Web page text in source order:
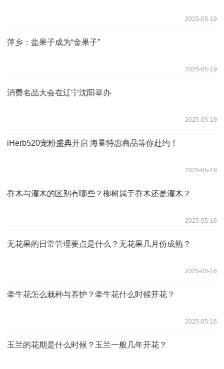
2025-05-19
萍乡：盐果子成为“金果子”
2025-05-19
消费名品大会在辽宁沈阳举办
2025-05-19
iHerb520宠粉盛典开启 海量特惠商品等你赴约！
2025-05-18
乔木与灌木的区别有哪些？柳树属于乔木还是灌木？
2025-05-16
无花果的日常管理要点是什么？无花果几月份成熟？
2025-05-16
牵牛花怎么栽种与养护？牵牛花什么时候开花？
2025-05-16
玉兰的花期是什么时候？玉兰一般几年开花？